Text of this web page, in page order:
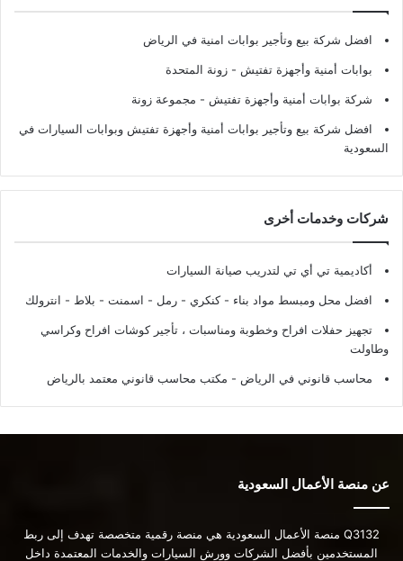
افضل شركة بيع وتأجير بوابات امنية في الرياض
بوابات أمنية وأجهزة تفتيش - زونة المتحدة
شركة بوابات أمنية وأجهزة تفتيش - مجموعة زونة
افضل شركة بيع وتأجير بوابات أمنية وأجهزة تفتيش وبوابات السيارات في
السعودية
شركات وخدمات أخرى
أكاديمية تي أي تي لتدريب صيانة السيارات
افضل محل ومبسط مواد بناء - كنكري - رمل - اسمنت - بلاط - انترولك
تجهيز حفلات افراح وخطوبة ومناسبات ، تأجير كوشات افراح وكراسي
وطاولت
محاسب قانوني في الرياض - مكتب محاسب قانوني معتمد بالرياض
عن منصة الأعمال السعودية
Q3132 منصة الأعمال السعودية هي منصة رقمية متخصصة تهدف إلى ربط
المستخدمين بأفضل الشركات وورش السيارات والخدمات المعتمدة داخل